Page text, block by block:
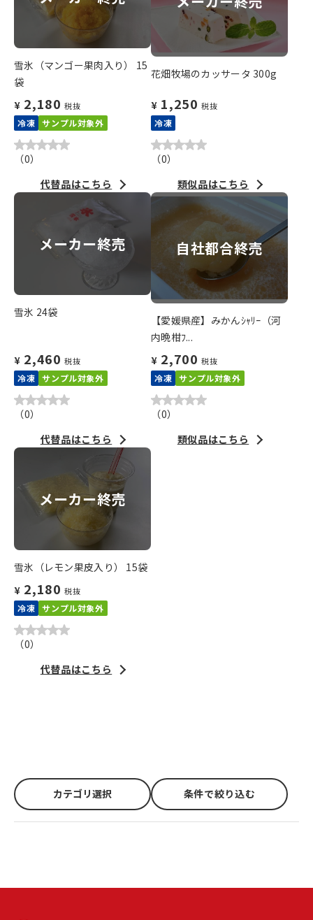
雪氷（マンゴー果肉入り） 15
袋
¥ 2,180 税抜
冷凍 サンプル対象外
（0）
代替品はこちら
花畑牧場のカッサータ 300g
¥ 1,250 税抜
冷凍
（0）
類似品はこちら
メーカー終売
雪氷 24袋
¥ 2,460 税抜
冷凍 サンプル対象外
（0）
代替品はこちら
自社都合終売
【愛媛県産】みかんｼｬﾘｰ（河
内晩柑ﾌ...
¥ 2,700 税抜
冷凍 サンプル対象外
（0）
類似品はこちら
メーカー終売
雪氷（レモン果皮入り） 15袋
¥ 2,180 税抜
冷凍 サンプル対象外
（0）
代替品はこちら
カテゴリ選択 条件で絞り込む